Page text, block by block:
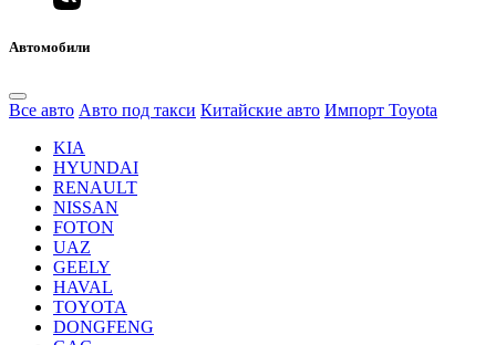
Автомобили
Все авто Авто под такси Китайские авто Импорт Toyota
KIA
HYUNDAI
RENAULT
NISSAN
FOTON
UAZ
GEELY
HAVAL
TOYOTA
DONGFENG